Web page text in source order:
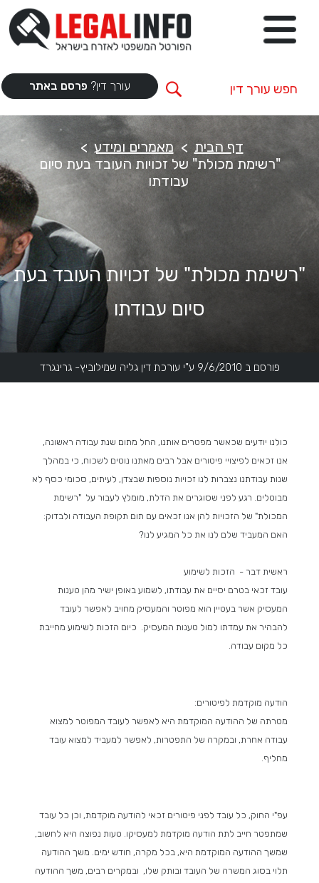
עורך דין? פרסם באתר
דף הבית
מאמרים ומידע
"רשימת מכולת" של זכויות העובד בעת סיום
עבודתו
"רשימת מכולת" של זכויות העובד בעת
סיום עבודתו
פורסם ב 9/6/2010 ע"י עורכת דין גליה שמילוביץ- גרינגרד
כולנו יודעים שכאשר מפטרים אותנו, החל מתום שנת עבודה ראשונה,
אנו זכאים לפיצויי פיטורים אבל רבים מאתנו נוטים לשכוח, כי במהלך
שנות עבודתנו נצברות לנו זכויות נוספות שבצדן, לעיתים, סכומי כסף לא
מבוטלים. רגע לפני שסוגרים את הדלת, מומלץ לעבור על "רשימת
המכולת" של הזכויות להן אנו זכאים עם תום תקופת העבודה ולבדוק:
האם המעביד שלם לנו את כל המגיע לנו?
ראשית דבר - הזכות לשימוע
עובד זכאי בטרם יסיים את עבודתו, לשמוע באופן ישיר מהן טענות
המעסיק אשר בעטיין הוא מפוטר והמעסיק מחויב לאפשר לעובד
להבהיר את עמדתו למול טענות המעסיק. כיום הזכות לשימוע מחייבת
כל מקום עבודה.
הודעה מוקדמת לפיטורים:
מטרתה של ההודעה המוקדמת היא לאפשר לעובד המפוטר למצוא
עבודה אחרת, ובמקרה של התפטרות, לאפשר למעביד למצוא עובד
מחליף.
עפ"י החוק, כל עובד לפני פיטורים זכאי להודעה מוקדמת, וכן כל עובד
שמתפטר חייב לתת הודעה מוקדמת למעסיקו. טעות נפוצה היא לחשוב,
שמשך ההודעה המוקדמת היא, בכל מקרה, חודש ימים. משך ההודעה
תלוי בסוג המשרה של העובד ובותק שלו, ובמקרים רבים, משך ההודעה